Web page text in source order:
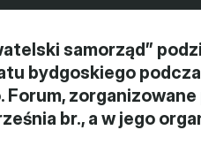
samorząd”
bydgoskiego
Forum,
br., a w jego